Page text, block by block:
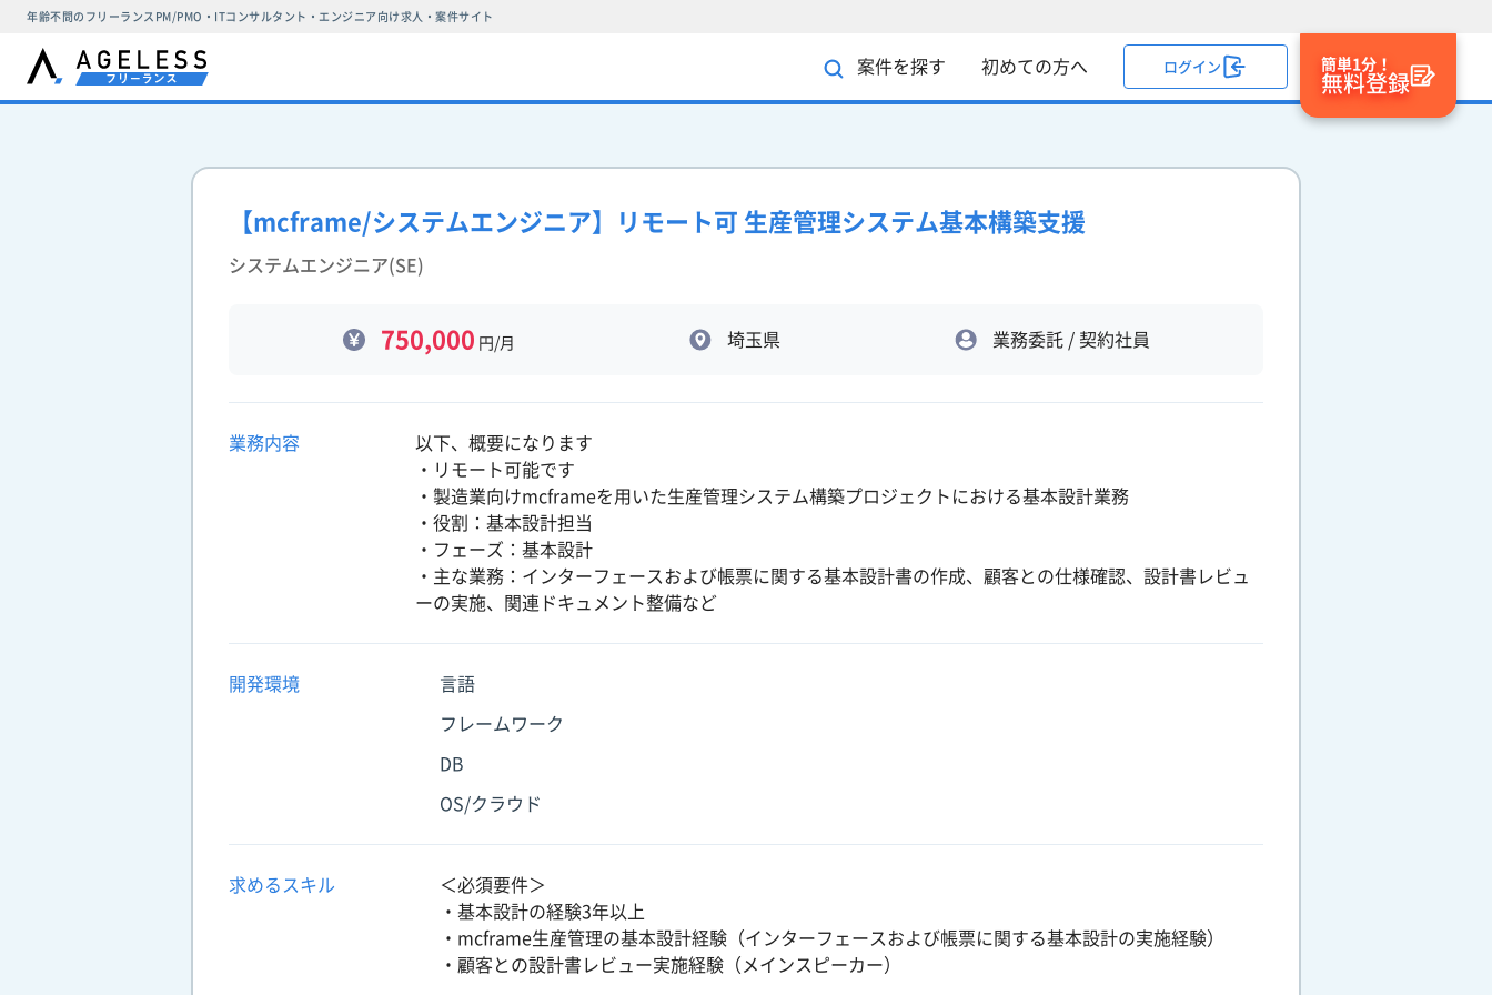
年齢不問のフリーランスPM/PMO・ITコンサルタント・エンジニア向け求人・案件サイト
案件を探す 初めての方へ ログイン 簡単1分！
無料登録
【mcframe/システムエンジニア】リモート可 生産管理システム基本構築支援
システムエンジニア(SE)
750,000 円/月 埼玉県 業務委託 / 契約社員
業務内容
以下、概要になります
・リモート可能です
・製造業向けmcframeを用いた生産管理システム構築プロジェクトにおける基本設計業務
・役割：基本設計担当
・フェーズ：基本設計
・主な業務：インターフェースおよび帳票に関する基本設計書の作成、顧客との仕様確認、設計書レビュ
ーの実施、関連ドキュメント整備など
開発環境 言語
フレームワーク
DB
OS/クラウド
求めるスキル
＜必須要件＞
・基本設計の経験3年以上
・mcframe生産管理の基本設計経験（インターフェースおよび帳票に関する基本設計の実施経験）
・顧客との設計書レビュー実施経験（メインスピーカー）